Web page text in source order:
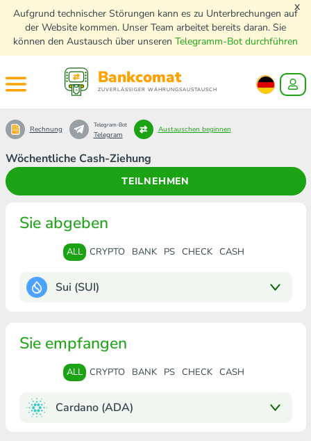
Aufgrund technischer Störungen kann es zu Unterbrechungen auf
der Website kommen. Unser Team arbeitet bereits daran. Sie
können den Austausch über unseren Telegramm-Bot durchführen
x
Bankcomat
ZUVERLÄSSIGER WÄHRUNGSAUSTAUSCH
Wöchentliche Cash-Ziehung
TEILNEHMEN
Rechnung Telegram-Bot
Telegram
Austauschen beginnen
Sie abgeben
ALL CRYPTO BANK PS CHECK CASH
Sui (SUI)
Sie empfangen
ALL CRYPTO BANK PS CHECK CASH
Cardano (ADA)